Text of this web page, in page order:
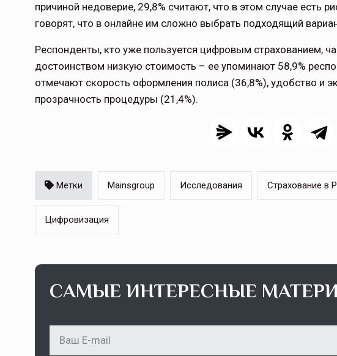
причиной недоверие, 29,8% считают, что в этом случае есть
говорят, что в онлайне им сложно выбрать подходящий
Респонденты, кто уже пользуется цифровым страхованием,
достоинством низкую стоимость – ее упоминают 58,9%
отмечают скорость оформления полиса (36,8%), удобство и
прозрачность процедуры (21,4%).
Метки Mainsgroup Исследования Страхование в
Цифровизация
САМЫЕ ИНТЕРЕСНЫЕ
сельскохозяйственный регион с историческими
традициями выращивания агрокультур, но и зона
обязанности…